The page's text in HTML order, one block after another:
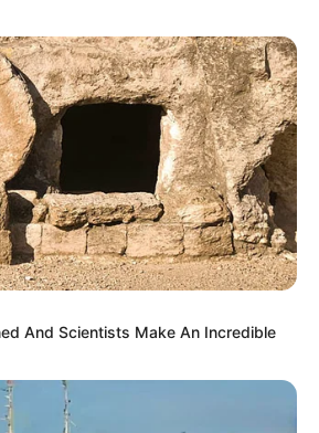
And Scientists Make An Incredible